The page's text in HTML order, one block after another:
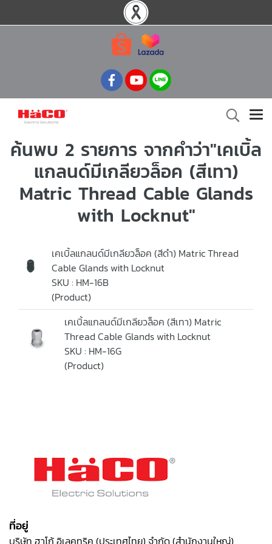
ค้นพบ 2 รายการ จากคำว่า"เคเบิ้ล
แกลนด์มีเกลียวล็อค (สีเทา)
Matric Thread Cable Glands
with Locknut"
เคเบิ้ลแกลนด์มีเกลียวล็อค (สีดำ) Matric Thread
Cable Glands with Locknut
SKU : HM-16B
(Product)
เคเบิ้ลแกลนด์มีเกลียวล็อค (สีเทา) Matric
Thread Cable Glands with Locknut
SKU : HM-16G
(Product)
ที่อยู่
บริษัท ฮาโก้ อิเลคทริค (ประเทศไทย) จำกัด (สำนักงานใหญ่)